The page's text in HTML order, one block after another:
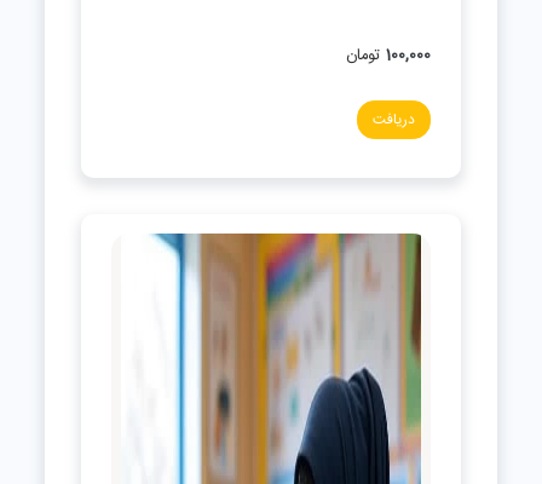
100,000 تومان
دریافت